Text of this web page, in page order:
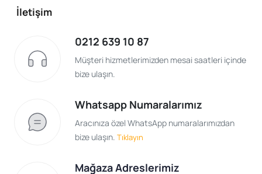
İletişim
0212 639 10 87
Müşteri hizmetlerimizden mesai saatleri içinde
bize ulaşın.
Whatsapp Numaralarımız
Aracınıza özel WhatsApp numaralarımızdan
bize ulaşın. Tıklayın
Mağaza Adreslerimiz